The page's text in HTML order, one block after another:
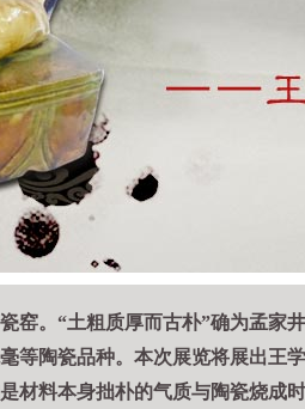
窑。“土粗质厚而古朴”确为孟家
等陶瓷品种。本次展览将展出王
材料本身拙朴的气质与陶瓷烧成